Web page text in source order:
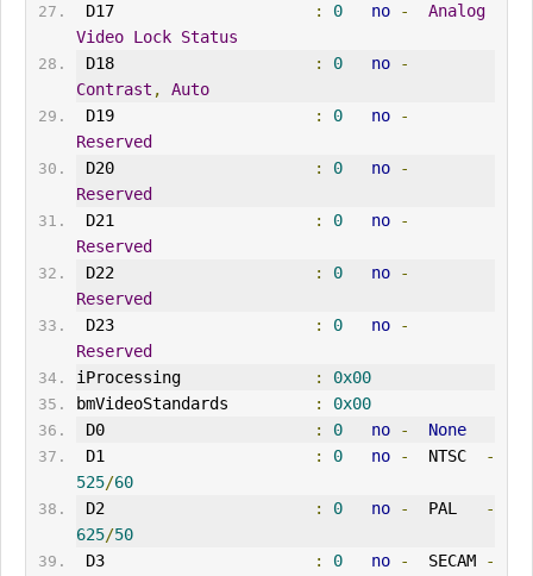
D17
: 0 no -
Analog
Video Lock Status
D18
: 0 no
-
Contrast ,
Auto
D19
: 0 no
-
Reserved
D20
: 0 no
-
Reserved
D21
: 0 no
-
Reserved
D22
: 0 no
-
Reserved
D23
: 0 no
-
Reserved
iProcessing
:
0x00
bmVideoStandards
:
0x00
D0
: 0 no -
None
D1
: 0 no -
  NTSC
-
525/60
D2
: 0 no -
  PAL
-
625/50
D3
: 0 no -
  SECAM
-